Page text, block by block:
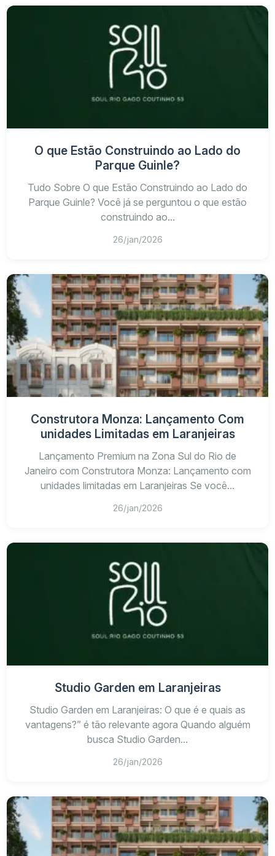
O que Estão Construindo ao Lado do
Parque Guinle?
Tudo Sobre O que Estão Construindo ao Lado do
Parque Guinle? Você já se perguntou o que estão
construindo ao...
26/jan/2026
Construtora Monza: Lançamento Com
unidades Limitadas em Laranjeiras
Lançamento Premium na Zona Sul do Rio de
Janeiro com Construtora Monza: Lançamento com
unidades limitadas em Laranjeiras Se você...
26/jan/2026
Studio Garden em Laranjeiras
Studio Garden em Laranjeiras: O que é e quais as
vantagens?” é tão relevante agora Quando alguém
busca Studio Garden...
26/jan/2026